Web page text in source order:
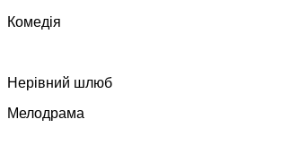
Комедія
Нерівний шлюб
Мелодрама